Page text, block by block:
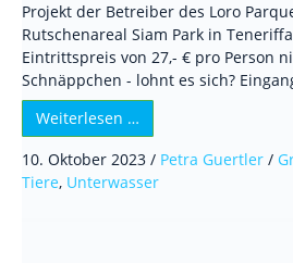
Projekt der Betreiber des Loro
Rutschenareal Siam Park in
Eintrittspreis von 27,- € pro Person
Schnäppchen - lohnt es sich?
Weiterlesen …
10. Oktober 2023 / Petra Guertler /
Tiere, Unterwasser